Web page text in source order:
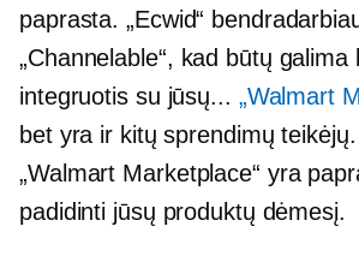
paprasta. „Ecwid“
„Channelable“, kad būtų galima
integruotis su jūsų... „Walmart
bet yra ir kitų sprendimų
„Walmart Marketplace“ yra
padidinti jūsų produktų dėmesį.